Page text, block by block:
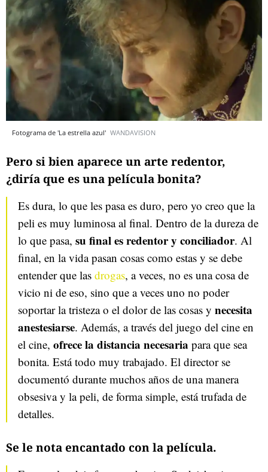
Fotograma de 'La estrella azul' WANDAVISION
Pero si bien aparece un arte redentor,
¿diría que es una película bonita?
Es dura, lo que les pasa es duro, pero yo creo que la
peli es muy luminosa al final. Dentro de la dureza de
lo que pasa, su final es redentor y conciliador. Al
final, en la vida pasan cosas como estas y se debe
entender que las drogas, a veces, no es una cosa de
vicio ni de eso, sino que a veces uno no poder
soportar la tristeza o el dolor de las cosas y necesita
anestesiarse. Además, a través del juego del cine en
el cine, ofrece la distancia necesaria para que sea
bonita. Está todo muy trabajado. El director se
documentó durante muchos años de una manera
obsesiva y la peli, de forma simple, está trufada de
detalles.
Se le nota encantado con la película.